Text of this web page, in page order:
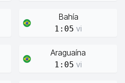
Bahía
1:05 vi
Araguaína
1:05 vi